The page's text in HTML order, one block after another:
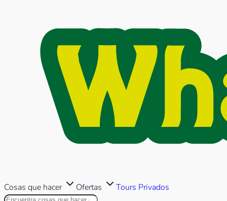
Cosas que hacer Ofertas Tours Privados
Buscar en este sitio